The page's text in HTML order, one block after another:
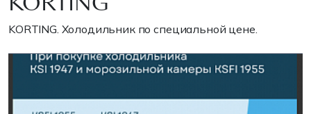
KORTING. Холодильник по специальной цене.